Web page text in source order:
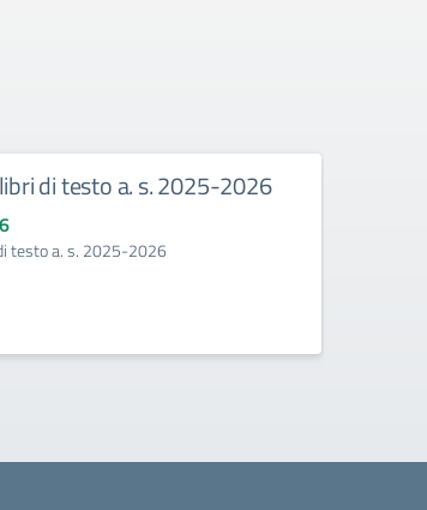
di testo a. s. 2025-2026
testo a. s. 2025-2026